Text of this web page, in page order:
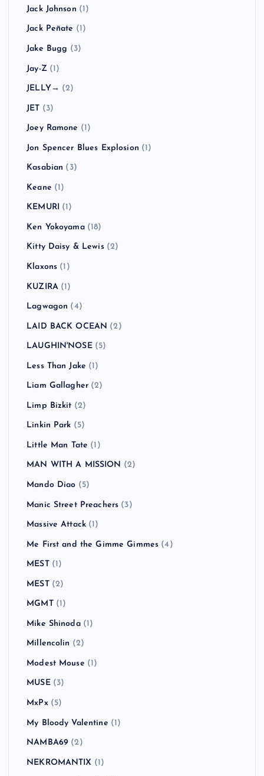
Jack Johnson (1)
Jack Peñate (1)
Jake Bugg (3)
Jay-Z(1)
JELLY→ (2)
JET (3)
Joey Ramone (1)
Jon Spencer Blues Explosion (1)
Kasabian (3)
Keane (1)
KEMURI (1)
Ken Yokoyama(18)
Kitty Daisy & Lewis(2)
Klaxons (1)
KUZIRA(1)
Lagwagon (4)
LAID BACK OCEAN (2)
LAUGHIN'NOSE(5)
Less Than Jake (1)
Liam Gallagher (2)
Limp Bizkit (2)
Linkin Park (5)
Little Man Tate (1)
MAN WITH A MISSION (2)
Mando Diao (5)
Manic Street Preachers (3)
Massive Attack (1)
Me First and the Gimme Gimmes (4)
MEST(1)
MEST(2)
MGMT(1)
Mike Shinoda(1)
Millencolin (2)
Modest Mouse (1)
MUSE(3)
MxPx(5)
My Bloody Valentine (1)
NAMBA69 (2)
NEKROMANTIX (1)